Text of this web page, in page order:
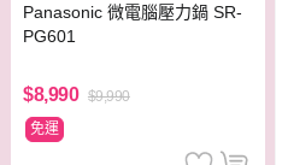
Panasonic 微電腦壓力鍋 SR-
PG601
$8,990 $9,990
免運